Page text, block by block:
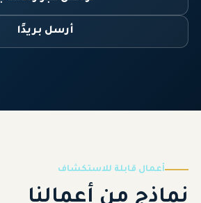
أرسل بريدًا
أعمال قابلة للاستكشاف
نماذج من أعمالنا